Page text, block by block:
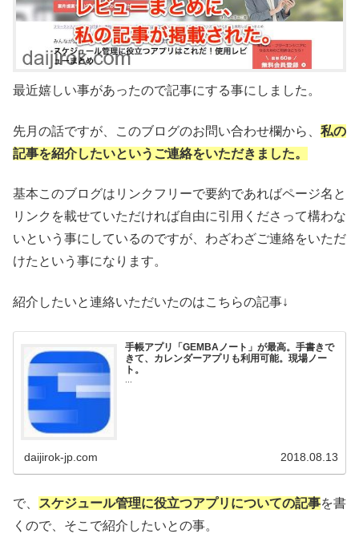
最近嬉しい事があったので記事にする事にしました。
先月の話ですが、このブログのお問い合わせ欄から、 私の
記事を紹介したいというご連絡をいただきました。
基本このブログはリンクフリーで要約であればページ名と
リンクを載せていただければ自由に引用くださって構わな
いという事にしているのですが、わざわざご連絡をいただ
けたという事になります。
紹介したいと連絡いただいたのはこちらの記事↓
手帳アプリ「GEMBAノート」が最高。手書きで
きて、カレンダーアプリも利用可能。現場ノー
ト。
...
daijirok-jp.com 2018.08.13
で、 スケジュール管理に役立つアプリについての記事を書
くので、そこで紹介したいとの事。